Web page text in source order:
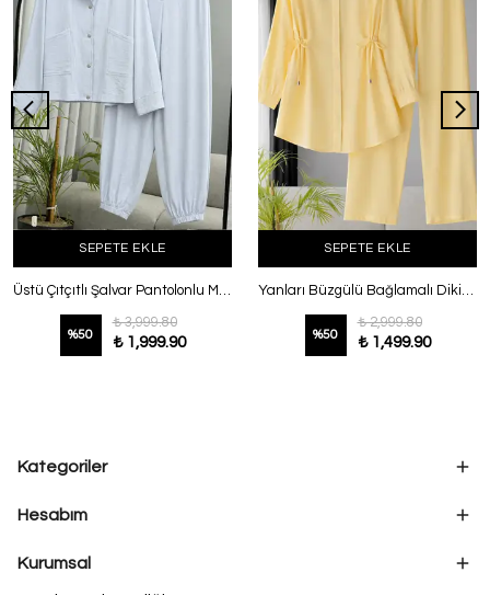
SEPETE EKLE
Üstü Çıtçıtlı Şalvar Pantolonlu Modal Takım Buz Mavisi
%50
₺ 3,999.80
₺ 1,999.90
SEPETE EKLE
Yanları Büzgülü Bağlamalı Dikişli Pantolonlu Takım Sarı
%50
₺ 2,999.80
₺ 1,499.90
Kategoriler
Hesabım
Kurumsal